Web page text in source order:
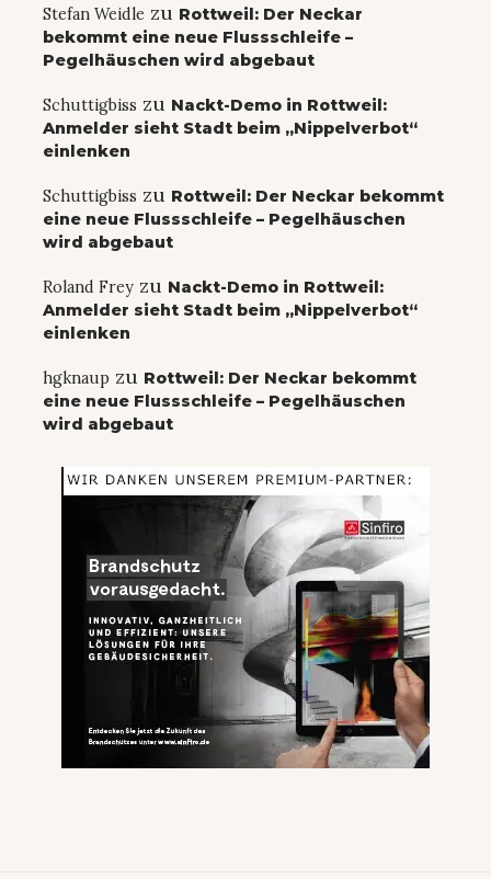
Stefan Weidle zu Rottweil: Der Neckar
bekommt eine neue Flussschleife –
Pegelhäuschen wird abgebaut
Schuttigbiss zu Nackt-Demo in Rottweil:
Anmelder sieht Stadt beim „Nippelverbot“
einlenken
Schuttigbiss zu Rottweil: Der Neckar bekommt
eine neue Flussschleife – Pegelhäuschen
wird abgebaut
Roland Frey zu Nackt-Demo in Rottweil:
Anmelder sieht Stadt beim „Nippelverbot“
einlenken
hgknaup zu Rottweil: Der Neckar bekommt
eine neue Flussschleife – Pegelhäuschen
wird abgebaut